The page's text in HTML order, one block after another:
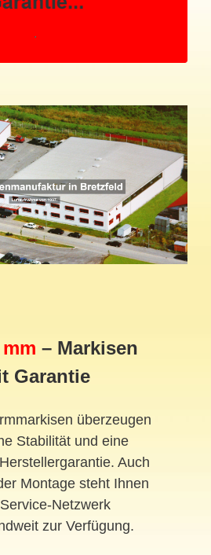
mm – Markisen
Garantie
überzeugen
Stabilität und eine
Auch
Montage steht Ihnen
Netzwerk
zur Verfügung.